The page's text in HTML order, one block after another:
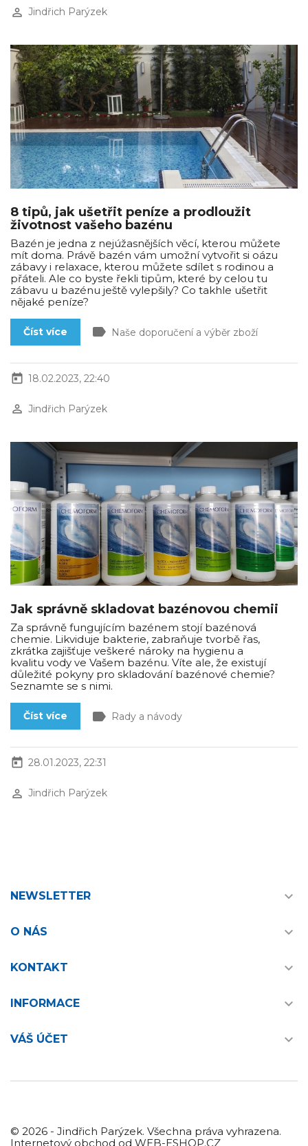
perm_identity Jindřich Parýzek
8 tipů, jak ušetřit peníze a prodloužit
životnost vašeho bazénu
Bazén je jedna z nejúžasnějších věcí, kterou můžete
mít doma. Právě bazén vám umožní vytvořit si oázu
zábavy i relaxace, kterou můžete sdílet s rodinou a
přáteli. Ale co byste řekli tipům, které by celou tu
zábavu u bazénu ještě vylepšily? Co takhle ušetřit
nějaké peníze?
Číst více label Naše doporučení a výběr zboží
today 18.02.2023, 22:40
perm_identity Jindřich Parýzek
Jak správně skladovat bazénovou chemii
Za správně fungujícím bazénem stojí bazénová
chemie. Likviduje bakterie, zabraňuje tvorbě řas,
zkrátka zajišťuje veškeré nároky na hygienu a
kvalitu vody ve Vašem bazénu. Víte ale, že existují
důležité pokyny pro skladování bazénové chemie?
Seznamte se s nimi.
Číst více label Rady a návody
today 28.01.2023, 22:31
perm_identity Jindřich Parýzek
NEWSLETTER 
O NÁS 
KONTAKT 
INFORMACE 
VÁŠ ÚČET 
© 2026 - Jindřich Parýzek. Všechna práva vyhrazena.
Internetový obchod od WEB-ESHOP.CZ